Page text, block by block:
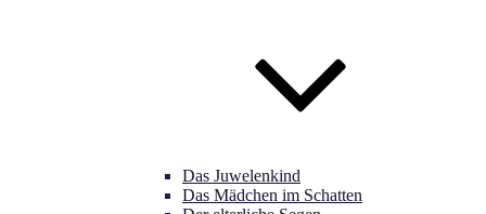
Das Juwelenkind
Das Mädchen im Schatten